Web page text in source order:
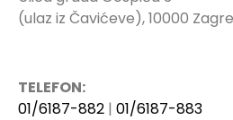
(ulaz iz Čavićeve), 10000
TELEFON:
01/6187-882 | 01/6187-883